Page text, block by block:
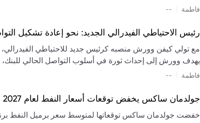
تشكيل تقييم الصناعة، مع توقعات بارتفاع مستمر في الأسعار
فاطمة --
رئيس الاحتياطي الفيدرالي الجديد: نحو إعادة تشكيل
مع تولي كيفن وورش منصبه كرئيس جديد للاحتياطي الفيدرالي،
يهدف وورش إلى إحداث ثورة في أسلوب التواصل الحالي للبنك،
السياسة ويمنح البنك المركزي دوراً مبالغاً فيه. يسعى إلى
فاطمة --
جولدمان ساكس يخفض توقعات أسعار النفط لعام 2027 وسط تغيرات في العرض والطلب